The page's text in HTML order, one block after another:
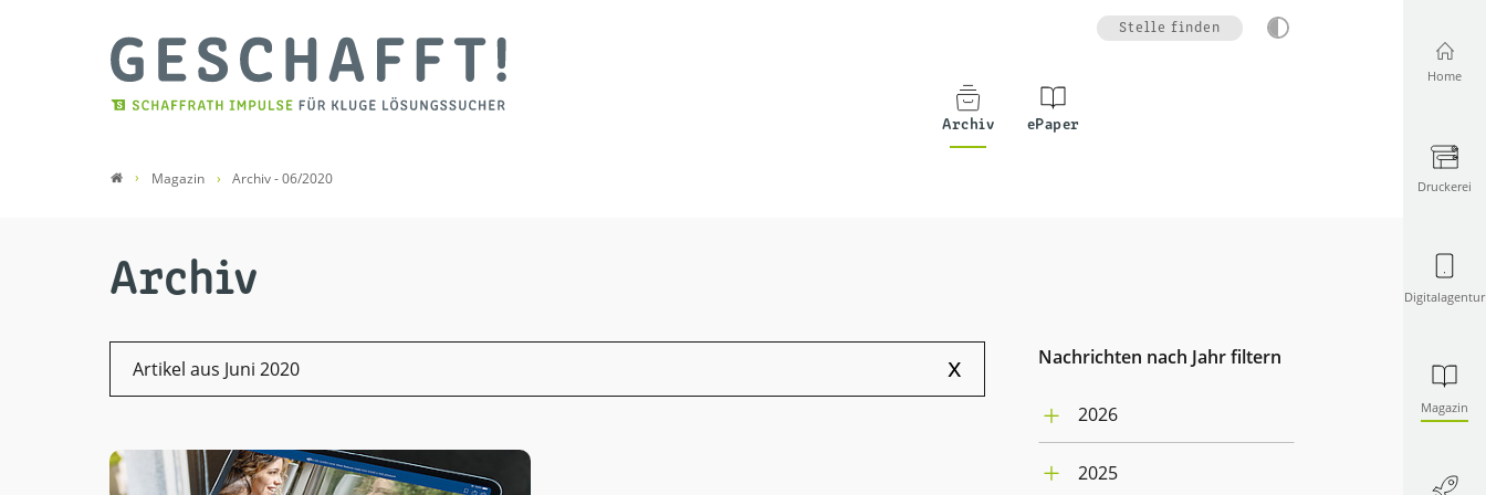
Home
Druckerei
Digitalagentur
Magazin
Stelle finden
Archiv ePaper
Magazin Archiv - 06/2020
Archiv
Artikel aus Juni 2020 x Nachrichten nach Jahr filtern
2026
Juli (4)
2025